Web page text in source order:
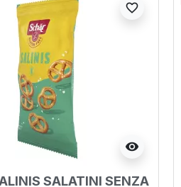
visibility
favorite_border
SALATINI SENZA